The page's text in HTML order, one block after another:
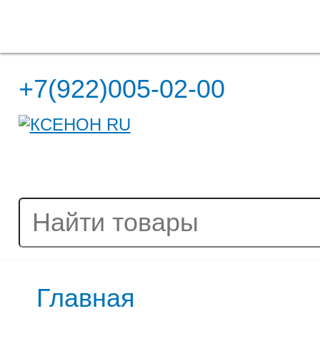
+7(922)005-02-00
Главная